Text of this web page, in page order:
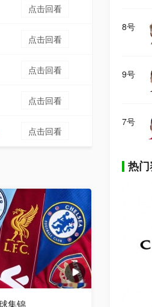
点击回看
点击回看
点击回看
点击回看
点击回看
集锦
8号
9号
7号
热